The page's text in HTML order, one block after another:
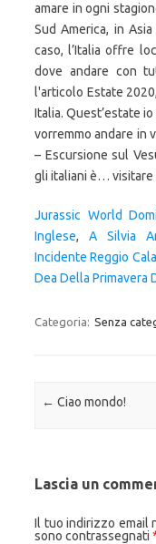
amare in ogni
Sud America, in
caso, l’Italia offre
dove andare con
l'articolo Estate
Italia. Quest’estate
vorremmo andare in
– Escursione sul
gli italiani è… visitare
Jurassic World
Inglese,A Silvia
Incidente Reggio
Dea Della Primavera
Categoria: Senza
Navigazione articolo
← Ciao mondo!
Lascia un
Il tuo indirizzo email
sono contrassegnati